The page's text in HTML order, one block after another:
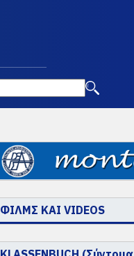
ΦΙΛΜΣ ΚΑΙ VIDEOS